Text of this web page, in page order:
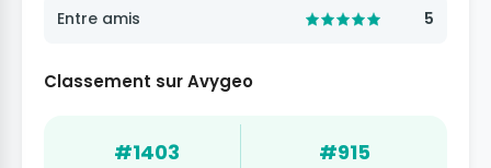
Entre amis 5
Classement sur Avygeo
#1403 #915